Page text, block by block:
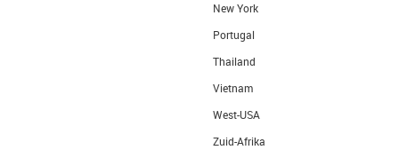
New York
Portugal
Thailand
Vietnam
West-USA
Zuid-Afrika